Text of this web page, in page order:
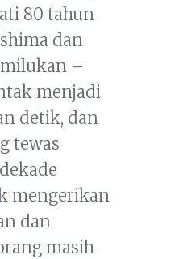
80 tahun
dan
–
menjadi
detik, dan
tewas
mengerikan
dan
masih